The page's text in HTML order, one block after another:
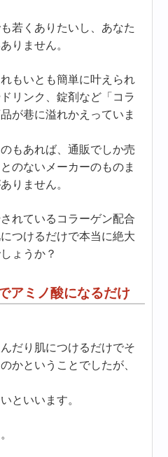
若くありたいし、あなた
りません。
もいとも簡単に叶えられ
リンク、錠剤など「コラ
が巷に溢れかえっていま
もあれば、通販でしか売
のないメーカーのものま
りません。
れているコラーゲン配合
つけるだけで本当に絶大
ょうか？
アミノ酸になるだけ
だり肌につけるだけでそ
かということでしたが、
といいます。